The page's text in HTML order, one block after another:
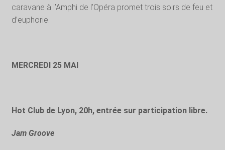
caravane à l’Amphi de l’Opéra promet trois soirs de feu et
d’euphorie.
MERCREDI 25 MAI
Hot Club de Lyon, 20h, entrée sur participation libre.
Jam Groove